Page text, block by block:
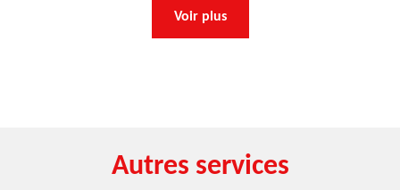
Voir plus
Autres services